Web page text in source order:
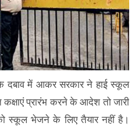
दबाव में आकर सरकार ने हाई स्कूल
प्रारंभ करने के आदेश तो जारी
स्कूल भेजने के लिए तैयार नहीं है।